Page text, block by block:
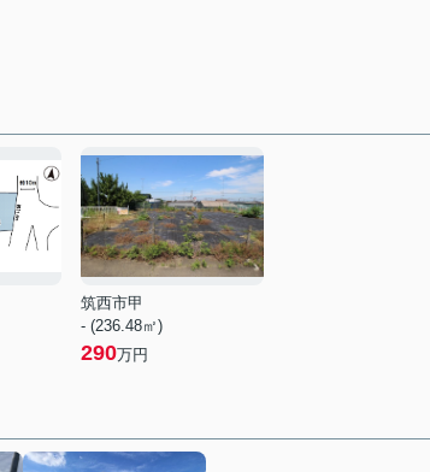
筑西市甲
- (236.48㎡)
290万円